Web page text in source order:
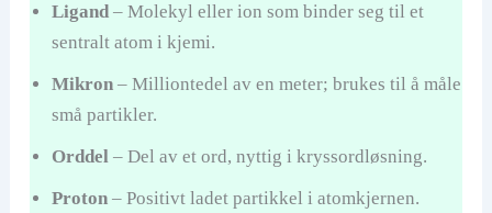
Ligand– Molekyl eller ion som binder seg til et
sentralt atom i kjemi.
Mikron– Milliontedel av en meter; brukes til å måle
små partikler.
Orddel– Del av et ord, nyttig i kryssordløsning.
Proton– Positivt ladet partikkel i atomkjernen.